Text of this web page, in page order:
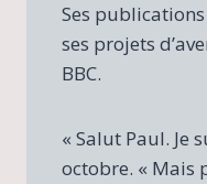
Ses
ses projets
BBC.
« Salut Paul. Je
octobre. « Mais